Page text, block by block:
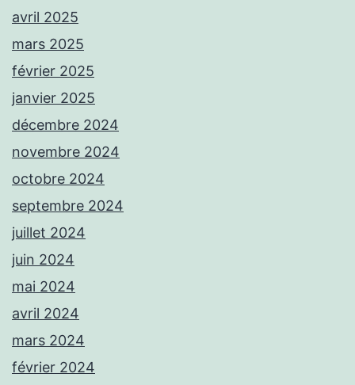
avril 2025
mars 2025
février 2025
janvier 2025
décembre 2024
novembre 2024
octobre 2024
septembre 2024
juillet 2024
juin 2024
mai 2024
avril 2024
mars 2024
février 2024